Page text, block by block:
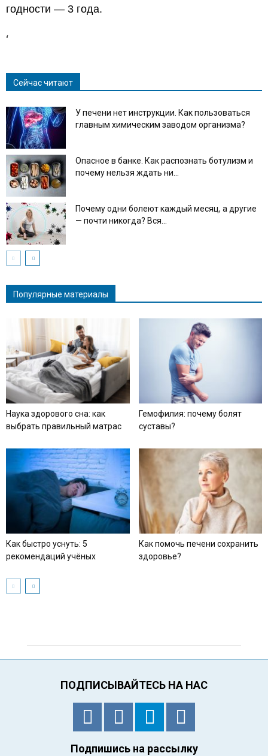
годности — 3 года.
‘
Сейчас читают
У печени нет инструкции. Как пользоваться
главным химическим заводом организма?
Опасное в банке. Как распознать ботулизм и
почему нельзя ждать ни...
Почему одни болеют каждый месяц, а другие
— почти никогда? Вся...
Популярные материалы
Наука здорового сна: как
выбрать правильный матрас
Гемофилия: почему болят
суставы?
Как быстро уснуть: 5
рекомендаций учёных
Как помочь печени сохранить
здоровье?
ПОДПИСЫВАЙТЕСЬ НА НАС
Подпишись на рассылку